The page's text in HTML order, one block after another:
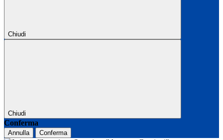
Chiudi
Chiudi
Conferma
Annulla Conferma